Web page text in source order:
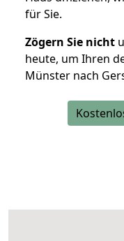
für Sie.
Zögern Sie nicht
heute, um Ihren
Münster nach